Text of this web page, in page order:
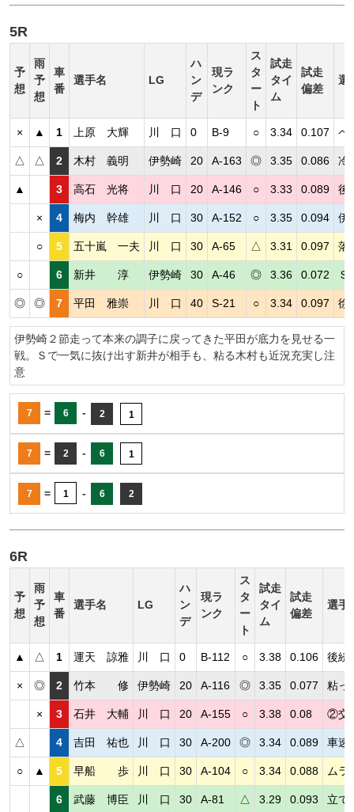
5R
予
想
雨
予
想
車
番
選手名 LG
ハ
ン
デ
現ラ
ンク
ス
タ
ー
ト
試走
タイ
ム
試走
偏差
選
× ▲ 1 上原 大輝 川 口 0 B-9 ○ 3.34 0.107 ペ
△ △ 2 木村 義明 伊勢崎 20 A-163 ◎ 3.35 0.086 冷
▲ 3 高石 光将 川 口 20 A-146 ○ 3.33 0.089 後
× 4 梅内 幹雄 川 口 30 A-152 ○ 3.35 0.094 伊
○ 5 五十嵐 一夫 川 口 30 A-65 △ 3.31 0.097 落
○ 6 新井 淳 伊勢崎 30 A-46 ◎ 3.36 0.072 Ｓ
◎ ◎ 7 平田 雅崇 川 口 40 S-21 ○ 3.34 0.097 徐
伊勢崎２節走って本来の調子に戻ってきた平田が底力を見せる一
戦。Ｓで一気に抜け出す新井が相手も、粘る木村も近況充実し注
意
7 = 6 - 2 1
7 = 2 - 6 1
7 = 1 - 6 2
6R
予
想
雨
予
想
車
番
選手名 LG
ハ
ン
デ
現ラ
ンク
ス
タ
ー
ト
試走
タイ
ム
試走
偏差
選手
▲ △ 1 運天 諒雅 川 口 0 B-112 ○ 3.38 0.106 後続
× ◎ 2 竹本 修 伊勢崎 20 A-116 ◎ 3.35 0.077 粘っ
× 3 石井 大輔 川 口 20 A-155 ○ 3.38 0.08 ②交
△ 4 吉田 祐也 川 口 30 A-200 ◎ 3.34 0.089 車速
○ ▲ 5 早船 歩 川 口 30 A-104 ○ 3.34 0.088 ムラ
6 武藤 博臣 川 口 30 A-81 △ 3.29 0.093 立て